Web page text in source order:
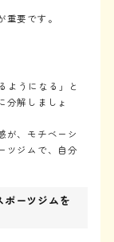
要です。
ようになる」と
分解しましょ
が、モチベーシ
ツジムで、自分
ーツジムを